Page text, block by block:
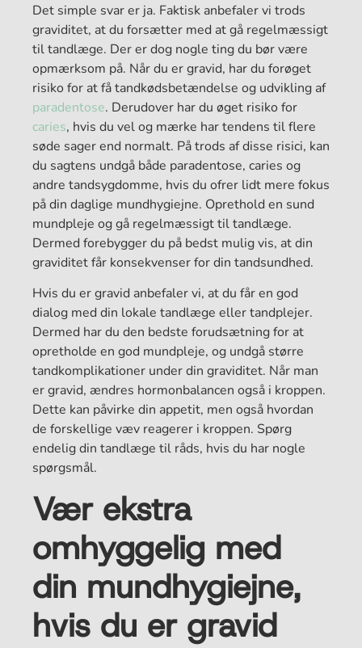
Det simple svar er ja. Faktisk anbefaler vi trods
graviditet, at du forsætter med at gå regelmæssigt
til tandlæge. Der er dog nogle ting du bør være
opmærksom på. Når du er gravid, har du forøget
risiko for at få tandkødsbetændelse og udvikling af
paradentose. Derudover har du øget risiko for
caries, hvis du vel og mærke har tendens til flere
søde sager end normalt. På trods af disse risici, kan
du sagtens undgå både paradentose, caries og
andre tandsygdomme, hvis du ofrer lidt mere fokus
på din daglige mundhygiejne. Oprethold en sund
mundpleje og gå regelmæssigt til tandlæge.
Dermed forebygger du på bedst mulig vis, at din
graviditet får konsekvenser for din tandsundhed.
Hvis du er gravid anbefaler vi, at du får en god
dialog med din lokale tandlæge eller tandplejer.
Dermed har du den bedste forudsætning for at
opretholde en god mundpleje, og undgå større
tandkomplikationer under din graviditet. Når man
er gravid, ændres hormonbalancen også i kroppen.
Dette kan påvirke din appetit, men også hvordan
de forskellige væv reagerer i kroppen. Spørg
endelig din tandlæge til råds, hvis du har nogle
spørgsmål.
Vær ekstra
omhyggelig med
din mundhygiejne,
hvis du er gravid